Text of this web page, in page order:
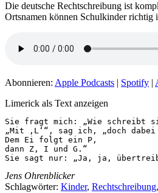
Die deutsche Rechtschreibung ist
Ortsnamen können Schulkinder richtig
Abonnieren: Apple Podcasts | Spotify |
Limerick als Text anzeigen
Sie fragt mich: „Wie schreibt
„Mit ‚L‘“, sag ich, „doch
Dem Ei folgt ein P,
dann Z, I und G.“
Sie sagt nur: „Ja, ja,
Jens Ohrenblicker
Schlagwörter: Kinder, Rechtschreibung,